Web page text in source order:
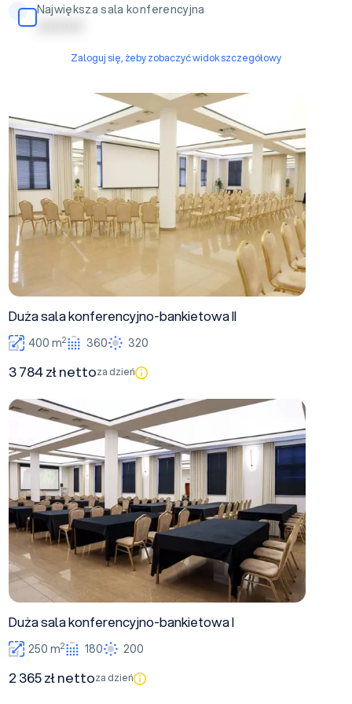
Największa sala konferencyjna
| | | | | | | | | |
Zaloguj się, żeby zobaczyć widok szczegółowy
Duża sala konferencyjno-bankietowa II
Duża sala konferencyjno-bankietowa II
400 m2 360 320
3 784 zł nettoza dzień
Duża sala konferencyjno-bankietowa I
Duża sala konferencyjno-bankietowa I
250 m2 180 200
2 365 zł nettoza dzień